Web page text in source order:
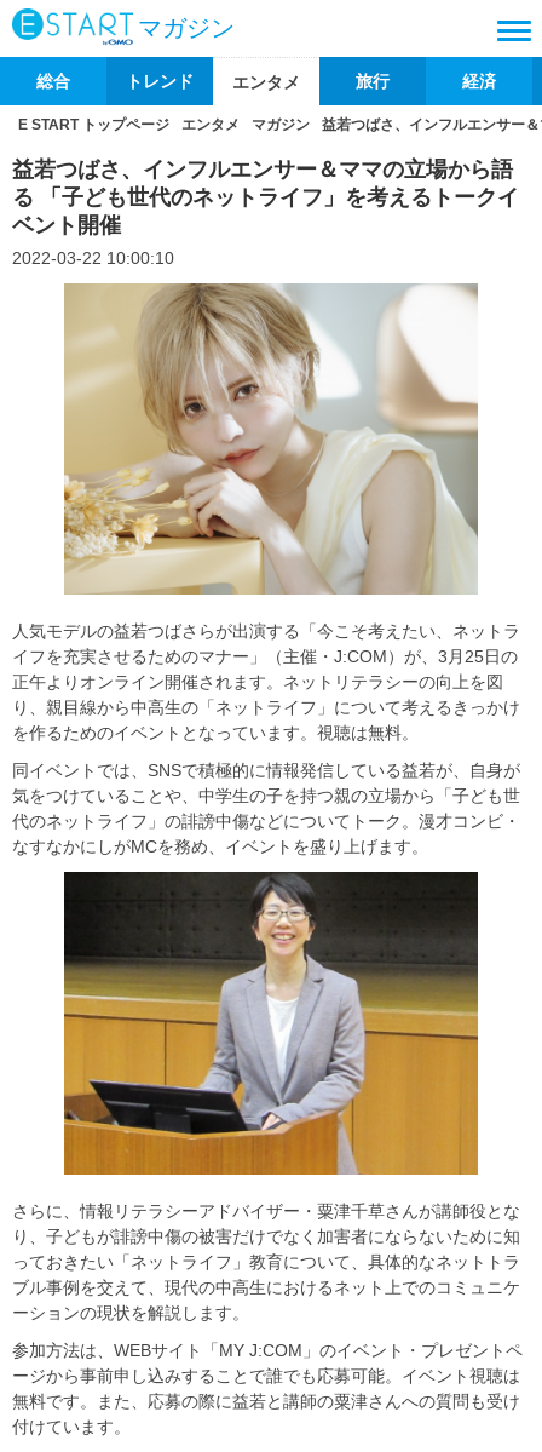
マガジン
総合 トレンド エンタメ 旅行 経済
E START トップページ エンタメ マガジン 益若つばさ、インフルエンサー
益若つばさ、インフルエンサー＆ママの立場から語
る 「子ども世代のネットライフ」を考えるトークイ
ベント開催
2022-03-22 10:00:10
人気モデルの益若つばさらが出演する「今こそ考えたい、ネットラ
イフを充実させるためのマナー」（主催・J:COM）が、3月25日の
正午よりオンライン開催されます。ネットリテラシーの向上を図
り、親目線から中高生の「ネットライフ」について考えるきっかけ
を作るためのイベントとなっています。視聴は無料。
同イベントでは、SNSで積極的に情報発信している益若が、自身が
気をつけていることや、中学生の子を持つ親の立場から「子ども世
代のネットライフ」の誹謗中傷などについてトーク。漫才コンビ・
なすなかにしがMCを務め、イベントを盛り上げます。
さらに、情報リテラシーアドバイザー・粟津千草さんが講師役とな
り、子どもが誹謗中傷の被害だけでなく加害者にならないために知
っておきたい「ネットライフ」教育について、具体的なネットトラ
ブル事例を交えて、現代の中高生におけるネット上でのコミュニケ
ーションの現状を解説します。
参加方法は、WEBサイト「MY J:COM」のイベント・プレゼントペ
ージから事前申し込みすることで誰でも応募可能。イベント視聴は
無料です。また、応募の際に益若と講師の粟津さんへの質問も受け
付けています。